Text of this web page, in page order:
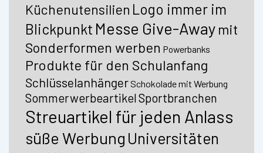
Küchenutensilien Logo immer im
Blickpunkt Messe Give-Away mit
Sonderformen werben Powerbanks
Produkte für den Schulanfang
SchlüsselanhängerSchokolade mit Werbung
SommerwerbeartikelSportbranchen
Streuartikel für jeden Anlass
süße Werbung Universitäten